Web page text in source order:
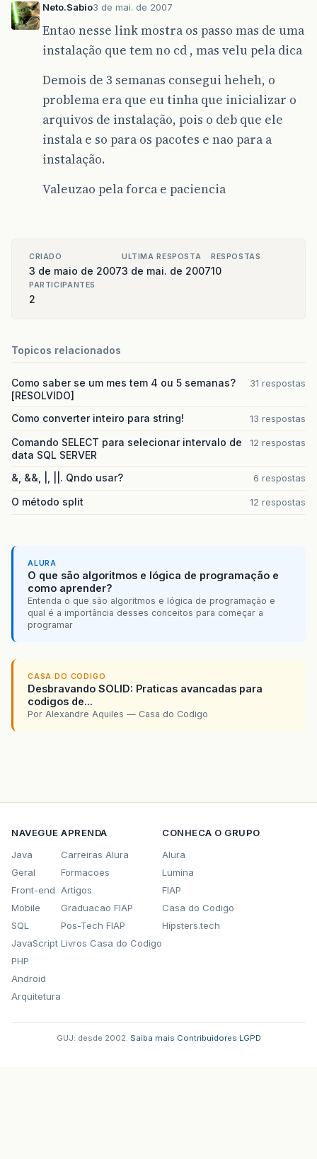
Neto.Sabio3 de mai. de 2007
Entao nesse link mostra os passo mas de uma
instalação que tem no cd , mas velu pela dica
Demois de 3 semanas consegui heheh, o
problema era que eu tinha que inicializar o
arquivos de instalação, pois o deb que ele
instala e so para os pacotes e nao para a
instalação.
Valeuzao pela forca e paciencia
CRIADO
3 de maio de 2007
ULTIMA RESPOSTA
3 de mai. de 2007
RESPOSTAS
10
PARTICIPANTES
2
Topicos relacionados
Como saber se um mes tem 4 ou 5 semanas?
[RESOLVIDO]
31 respostas
Como converter inteiro para string! 13 respostas
Comando SELECT para selecionar intervalo de
data SQL SERVER
12 respostas
&, &&, |, ||. Qndo usar? 6 respostas
O método split 12 respostas
ALURA
O que são algoritmos e lógica de programação e
como aprender?
Entenda o que são algoritmos e lógica de programação e
qual é a importância desses conceitos para começar a
programar
CASA DO CODIGO
Desbravando SOLID: Praticas avancadas para
codigos de...
Por Alexandre Aquiles — Casa do Codigo
NAVEGUE
Java
Geral
Front-end
Mobile
SQL
JavaScript
PHP
Android
Arquitetura
APRENDA
Carreiras Alura
Formacoes
Artigos
Graduacao FIAP
Pos-Tech FIAP
Livros Casa do Codigo
CONHECA O GRUPO
Alura
Lumina
FIAP
Casa do Codigo
Hipsters.tech
GUJ: desde 2002. Saiba mais Contribuidores LGPD